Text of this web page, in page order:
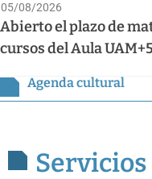
05/08/2026
Abierto el plazo de
cursos del Aula
Agenda cultural
Servicios